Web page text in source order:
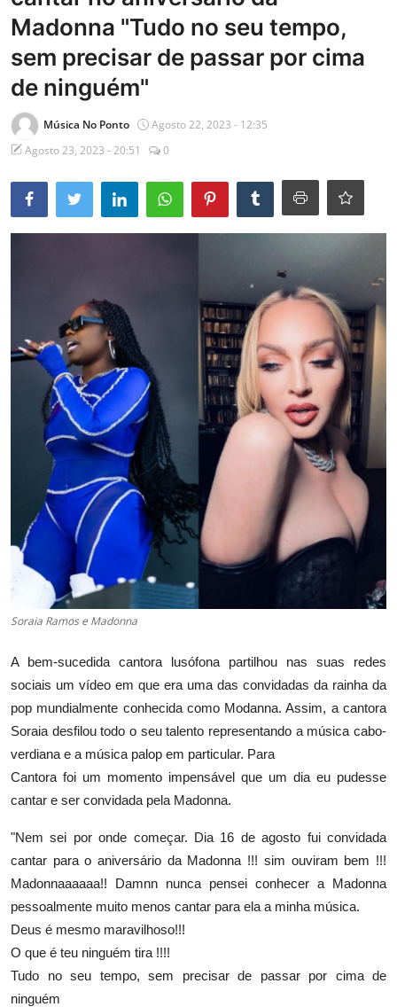
Mundo
Entrevistas
Madonna "Tudo no seu tempo,
sem precisar de passar por cima
de ninguém"
Música No Ponto
Agosto 22, 2023 - 12:35
Agosto 23, 2023 - 20:51
0
Soraia Ramos e Madonna
A bem-sucedida cantora lusófona partilhou nas suas redes
sociais um vídeo em que era uma das convidadas da rainha da
pop mundialmente conhecida como Modanna. Assim, a cantora
Soraia desfilou todo o seu talento representando a música cabo-
verdiana e a música palop em particular. Para
Cantora foi um momento impensável que um dia eu pudesse
cantar e ser convidada pela Madonna.
"Nem sei por onde começar. Dia 16 de agosto fui convidada
cantar para o aniversário da Madonna !!! sim ouviram bem !!!
Madonnaaaaaa!! Damnn nunca pensei conhecer a Madonna
pessoalmente muito menos cantar para ela a minha música.
Deus é mesmo maravilhoso!!!
O que é teu ninguém tira !!!!
Tudo no seu tempo, sem precisar de passar por cima de
ninguém